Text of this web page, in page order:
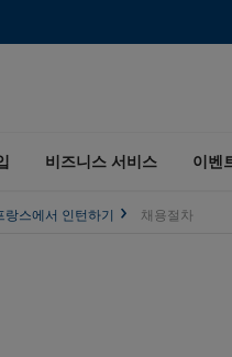
비즈니스 서비스 이벤
랑스에서 인턴하기 채용절차